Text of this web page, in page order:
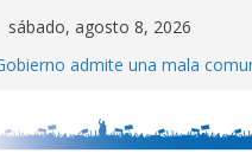
sábado, agosto 8, 2026
admite una mala
inflación en CABA